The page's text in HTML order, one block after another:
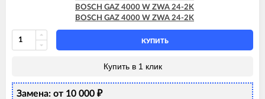
BOSCH GAZ 4000 W ZWA 24-2K
BOSCH GAZ 4000 W ZWA 24-2K
КУПИТЬ
Купить в 1 клик
Замена: от 10 000 ₽